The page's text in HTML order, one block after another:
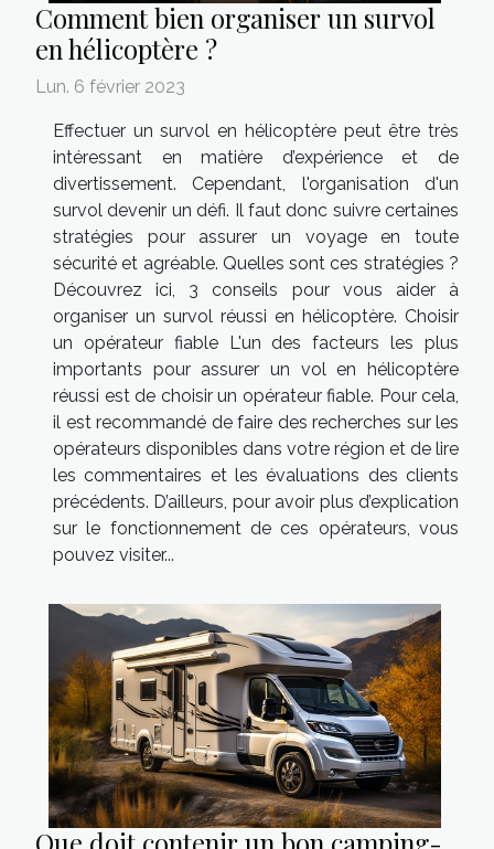
Comment bien organiser un survol
en hélicoptère ?
Lun. 6 février 2023
Effectuer un survol en hélicoptère peut être très
intéressant en matière d’expérience et de
divertissement. Cependant, l'organisation d'un
survol devenir un défi. Il faut donc suivre certaines
stratégies pour assurer un voyage en toute
sécurité et agréable. Quelles sont ces stratégies ?
Découvrez ici, 3 conseils pour vous aider à
organiser un survol réussi en hélicoptère. Choisir
un opérateur fiable L'un des facteurs les plus
importants pour assurer un vol en hélicoptère
réussi est de choisir un opérateur fiable. Pour cela,
il est recommandé de faire des recherches sur les
opérateurs disponibles dans votre région et de lire
les commentaires et les évaluations des clients
précédents. D’ailleurs, pour avoir plus d’explication
sur le fonctionnement de ces opérateurs, vous
pouvez visiter...